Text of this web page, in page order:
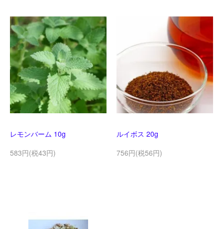
レモンバーム 10g
583円(税43円)
ルイボス 20g
756円(税56円)